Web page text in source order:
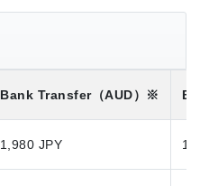
Bank Transfer（AUD）※
1,980 JPY